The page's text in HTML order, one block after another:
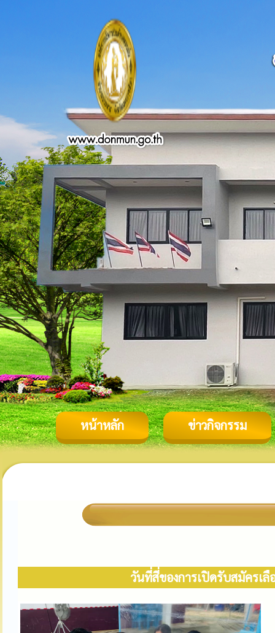
หน้าหลัก ข่าวกิจกรรม
วันที่สี่ของการเปิดรับสมัครเ